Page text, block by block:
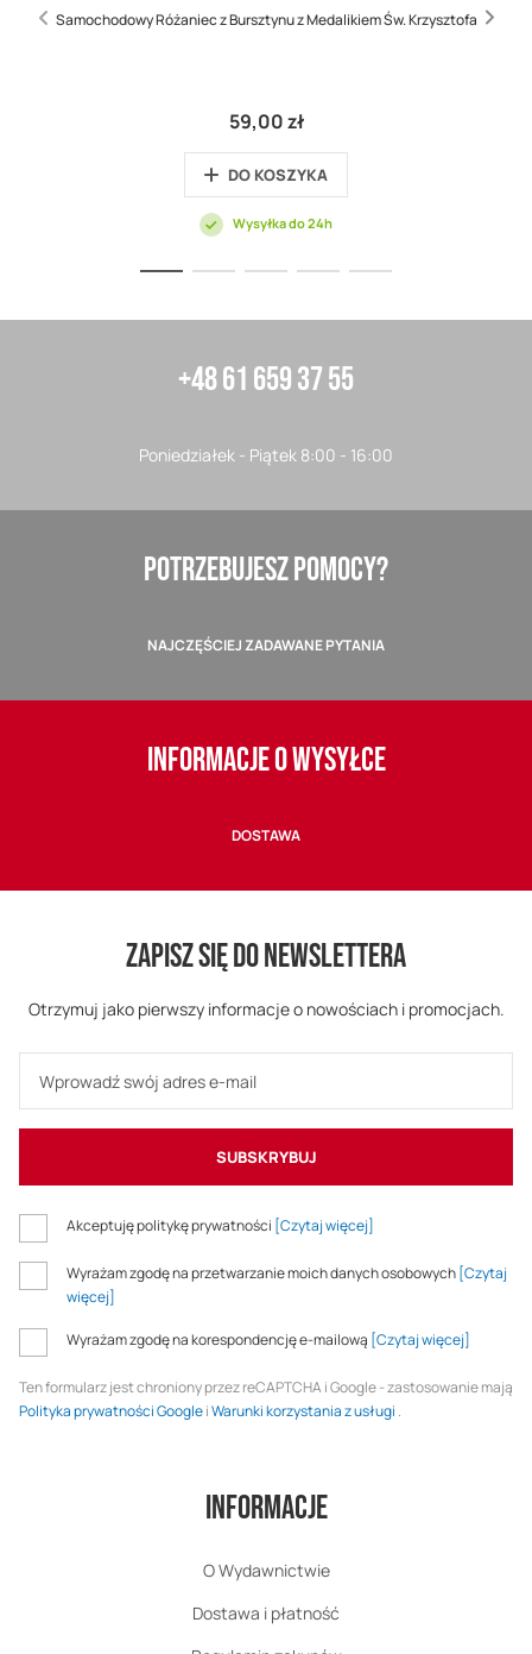
Samochodowy Różaniec z Bursztynu z Medalikiem Św. Krzysztofa
59,00 zł
DO KOSZYKA
Wysyłka do 24h
+48 61 659 37 55
Poniedziałek - Piątek 8:00 - 16:00
POTRZEBUJESZ POMOCY?
NAJCZĘŚCIEJ ZADAWANE PYTANIA
INFORMACJE O WYSYŁCE
DOSTAWA
ZAPISZ SIĘ DO NEWSLETTERA
Otrzymuj jako pierwszy informacje o nowościach i promocjach.
SUBSKRYBUJ
Akceptuję politykę prywatności [Czytaj więcej]
Wyrażam zgodę na przetwarzanie moich danych osobowych [Czytaj
więcej]
Wyrażam zgodę na korespondencję e-mailową [Czytaj więcej]
Ten formularz jest chroniony przez reCAPTCHA i Google - zastosowanie mają
Polityka prywatności GoogleiWarunki korzystania z usługi .
Informacje
O Wydawnictwie
Dostawa i płatność